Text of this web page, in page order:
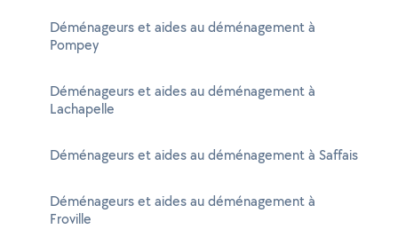
Déménageurs et aides au déménagement à
Pompey
Déménageurs et aides au déménagement à
Lachapelle
Déménageurs et aides au déménagement à Saffais
Déménageurs et aides au déménagement à
Froville